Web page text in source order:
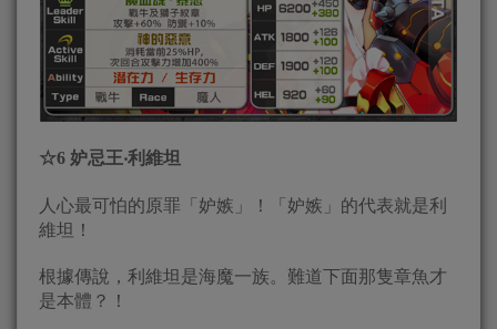
☆6 妒忌王‧利維坦
人心最可怕的原罪「妒嫉」！「妒嫉」的代表就是利
維坦！
根據傳說，利維坦是海魔一族。難道下面那隻章魚才
是本體？！